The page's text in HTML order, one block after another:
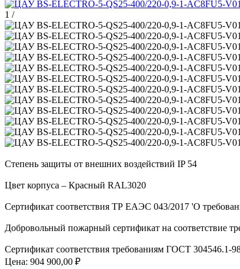
1 /
Степень защиты от внешних воздействий IP 54
Цвет корпуса – Красный RAL3020
Сертификат соответствия ТР ЕАЭС 043/2017 'О
Добровольный пожарный сертификат на соответствие
Сертификат соответствия требованиям ГОСТ
Цена: 904 900,00 ₽